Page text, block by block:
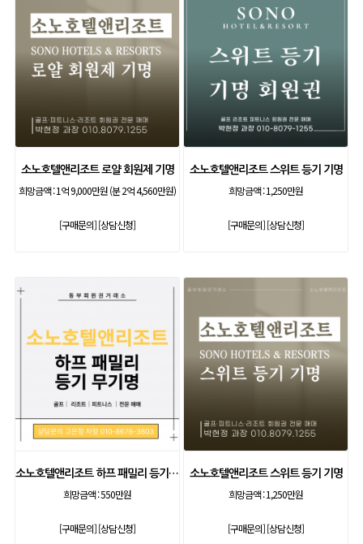
소노호텔앤리조트 로얄 회원제 기명
희망금액 :1억 9,000만원 (분 2억 4,560만원)
[구매문의][상담신청]
소노호텔앤리조트 스위트 등기 기명
희망금액 :1,250만원
[구매문의][상담신청]
소노호텔앤리조트 하프 패밀리 등기 무기명
희망금액 :550만원
[구매문의][상담신청]
소노호텔앤리조트 스위트 등기 기명
희망금액 :1,250만원
[구매문의][상담신청]